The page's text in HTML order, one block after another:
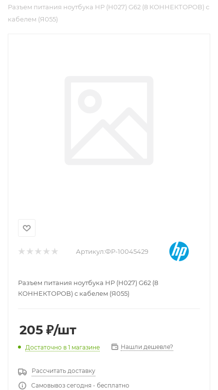
Разъем питания ноутбука HP (H027) G62 (8 КОННЕКТОРОВ) с
кабелем (Я055)
Артикул:ФР-10045429
Разъем питания ноутбука HP (H027) G62 (8
КОННЕКТОРОВ) с кабелем (Я055)
205 ₽/шт
Достаточно в 1 магазине Нашли дешевле?
Рассчитать доставку
Самовывоз сегодня - бесплатно